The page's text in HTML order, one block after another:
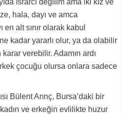
ısrarcı değilim ama iki kız ve
hala, dayı ve amca
alt sınır olarak kabul
kadar yararlı olur, ya da olabilir
verebilir. Adamın ardı
çocuğu olursa onlara sadece
Bülent Arınç, Bursa’daki bir
ve erkeğin evlilikte huzur